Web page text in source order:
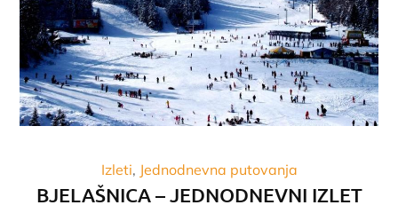
Izleti Jednodnevna putovanja
BJELAŠNICA – JEDNODNEVNI IZLET